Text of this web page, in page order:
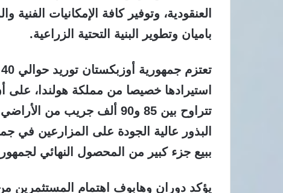
العنقودية، وتوفير كافة الإمكانيات
باميان وتطوير البنية التحتية الزراعية.
استيرادها خصيصا من مملكة هولندا،
تتراوح بين 85 و90 ألف
البذور عالية الجودة على المزارعين في
ببيع جزء كبير من المحصول النهائي
يؤكد دوران وهابوف اهتمام